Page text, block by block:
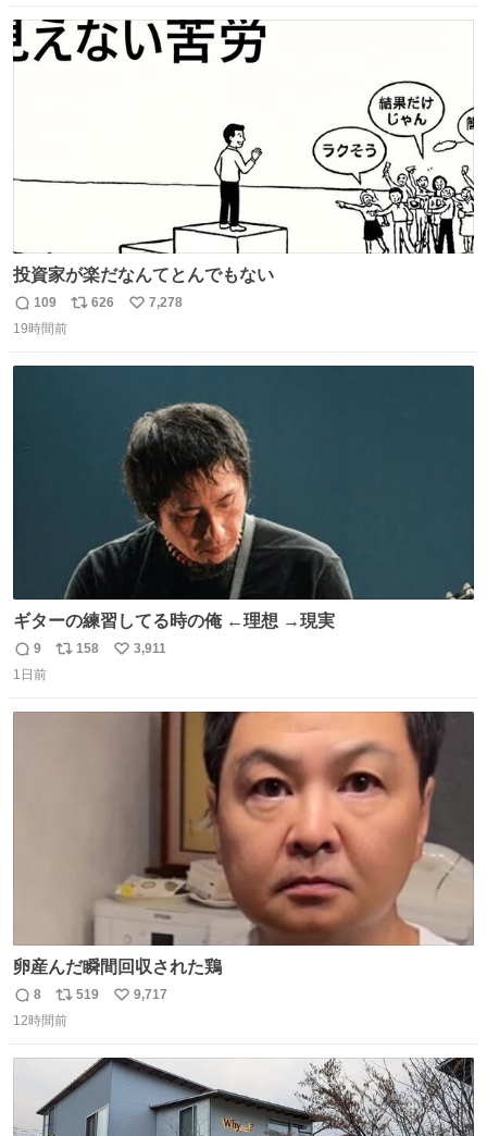
ト
数
数
投資家が楽だなんてとんでもない
返
信
109
リ
626
い
7,278
19時間前
ギターの練習してる時の俺 ←理想 →現実
返
信
9
リ
158
い
3,911
1日前
卵産んだ瞬間回収された鶏
返
信
8
リ
ポ
数
519
い
数
9,717
12時間前